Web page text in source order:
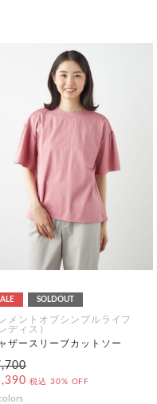
SOLDOUT
メントオブシンプルライフ
ディス）
ザースリーブカットソー
税込 30% OFF